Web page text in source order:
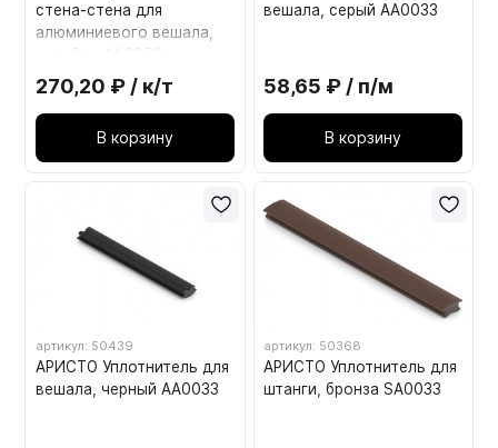
стена-стена для
алюминиевого вешала,
270,20 ₽ / к/т
В корзину
вешала, серый AA0033
58,65 ₽ / п/м
В корзину
артикул: 50439
АРИСТО Уплотнитель для
вешала, черный AA0033
артикул: 50368
АРИСТО Уплотнитель для
штанги, бронза SA0033